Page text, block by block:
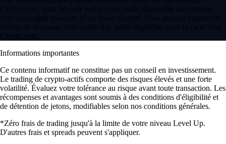
Crypto.com, vous pouvez retirer votre solde disponible directement
vers un compte bancaire lié en toute sécurité. Vous pouvez également
choisir de dépenser votre solde fiat, selon éligibilité, avec la carte Visa
Crypto.com.
Informations importantes
Ce contenu informatif ne constitue pas un conseil en investissement.
Le trading de crypto-actifs comporte des risques élevés et une forte
volatilité. Évaluez votre tolérance au risque avant toute transaction. Les
récompenses et avantages sont soumis à des conditions d'éligibilité et
de détention de jetons, modifiables selon nos conditions générales.
*Zéro frais de trading jusqu'à la limite de votre niveau Level Up.
D'autres frais et spreads peuvent s'appliquer.